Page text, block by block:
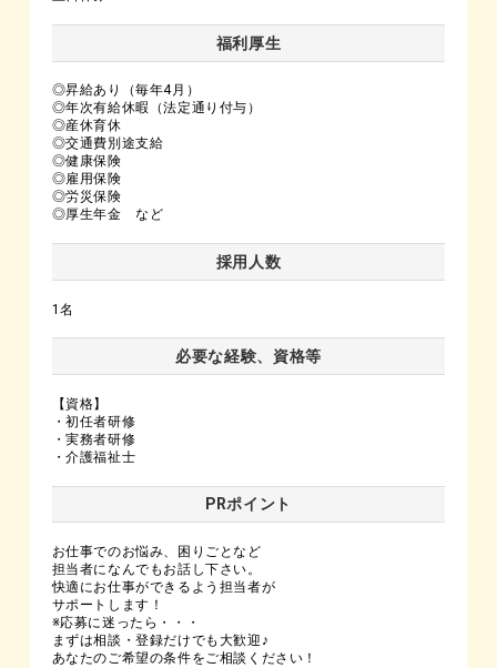
福利厚生
◎昇給あり（毎年4月）
◎年次有給休暇（法定通り付与）
◎産休育休
◎交通費別途支給
◎健康保険
◎雇用保険
◎労災保険
◎厚生年金 など
採用人数
1名
必要な経験、資格等
【資格】
・初任者研修
・実務者研修
・介護福祉士
PRポイント
お仕事でのお悩み、困りごとなど
担当者になんでもお話し下さい。
快適にお仕事ができるよう担当者が
サポートします！
※応募に迷ったら・・・
まずは相談・登録だけでも大歓迎♪
あなたのご希望の条件をご相談ください！